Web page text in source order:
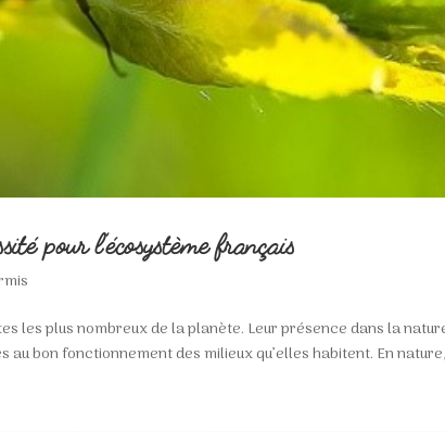
pour l’écosystème français
les plus nombreux de la planète. Leur présence dans la
au bon fonctionnement des milieux qu’elles habitent. En